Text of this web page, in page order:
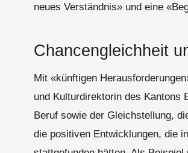
neues Verständnis» und eine
Chancengleichheit
Mit «künftigen
und Kulturdirektorin des Kantons
Beruf sowie der Gleichstellung,
die positiven Entwicklungen, die